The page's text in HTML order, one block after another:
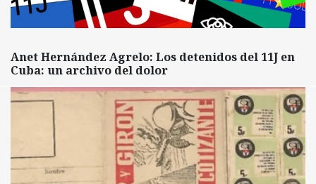
Anet Hernández Agrelo: Los detenidos del 11J en
Cuba: un archivo del dolor